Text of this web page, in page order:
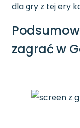
dla gry z tej ery
zagrać w